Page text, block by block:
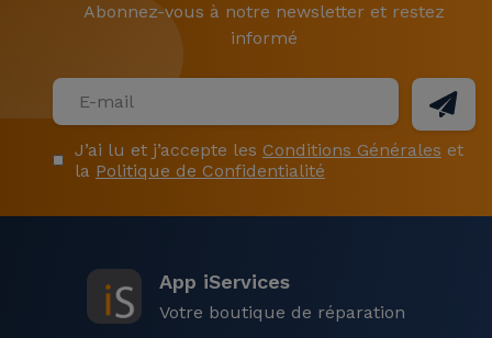
Abonnez-vous à notre newsletter et restez
informé
J’ai lu et j’accepte les Conditions Générales et
la Politique de Confidentialité
App iServices
Votre boutique de réparation